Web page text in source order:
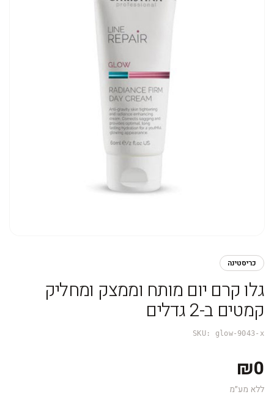
כריסטינה
גלו קרם יום מותח וממצק ומחליק
קמטים ב-2 גדלים
SKU: glow-9043-x
₪0
ללא מע״מ